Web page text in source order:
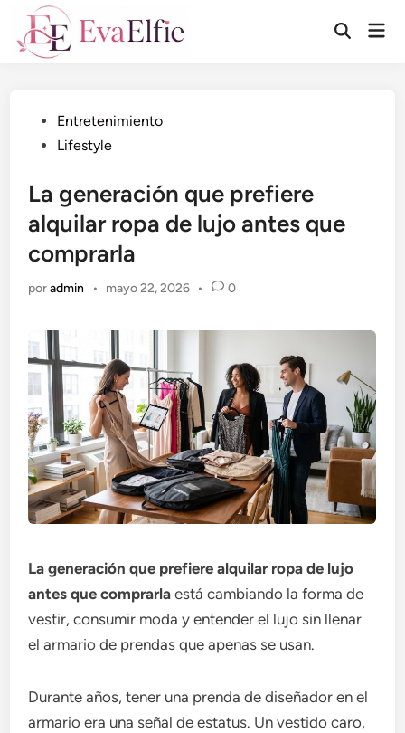
Saltar
contenido
Abrir
Publicado
en
Entretenimiento
Lifestyle
La generación que prefiere
alquilar ropa de lujo antes que
comprarla
poradmin • mayo 22, 2026 • 0
La generación que prefiere alquilar ropa de lujo
antes que comprarla está cambiando la forma de
vestir, consumir moda y entender el lujo sin llenar
el armario de prendas que apenas se usan.
Durante años, tener una prenda de diseñador en el
armario era una señal de estatus. Un vestido caro,